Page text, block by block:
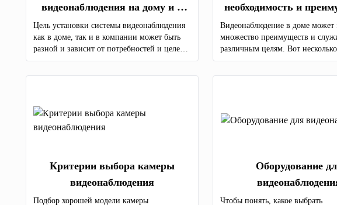
видеонаблюдения на дому и в
компании
Цель установки системы видеонаблюдения
как в доме, так и в компании может быть
разной и зависит от потребностей и целей
каждого отдельного лица или бизнеса.
необходимость и
Видеонаблюдение в доме может
множество преимуществ и
различным целям. Вот
почему люди считают
Критерии выбора камеры
видеонаблюдения
Подбор хорошей модели камеры
Оборудование
Чтобы понять, какое выбрать